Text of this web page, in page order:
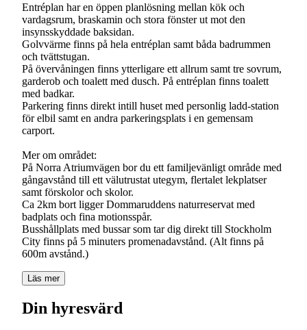
Entréplan har en öppen planlösning mellan kök och
vardagsrum, braskamin och stora fönster ut mot den
insynsskyddade baksidan.
Golvvärme finns på hela entréplan samt båda badrummen
och tvättstugan.
På övervåningen finns ytterligare ett allrum samt tre sovrum,
garderob och toalett med dusch. På entréplan finns toalett
med badkar.
Parkering finns direkt intill huset med personlig ladd-station
för elbil samt en andra parkeringsplats i en gemensam
carport.
Mer om området:
På Norra Atriumvägen bor du ett familjevänligt område med
gångavstånd till ett välutrustat utegym, flertalet lekplatser
samt förskolor och skolor.
Ca 2km bort ligger Dommaruddens naturreservat med
badplats och fina motionsspår.
Busshållplats med bussar som tar dig direkt till Stockholm
City finns på 5 minuters promenadavstånd. (Alt finns på
600m avstånd.)
Läs mer
Din hyresvärd